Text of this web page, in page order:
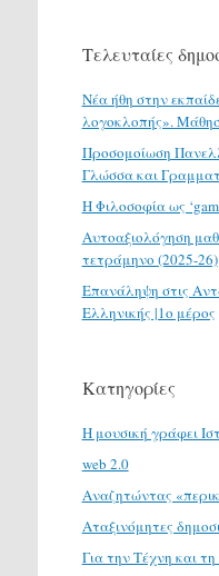
Τελευταίες
Νέα ήθη στην
λογοκλοπής».
Προσομοίωση
Γλώσσα και
H Φιλοσοφία ως
Αυτοαξιολόγηση
τετράμηνο (2025-26)
Επανάληψη στις
Ελληνικής |1ο μέρος
Κατηγορίες
H μουσική γράφει
web 2.0
Αναζητώντας
Αταξινόμητες
Για την Τέχνη και